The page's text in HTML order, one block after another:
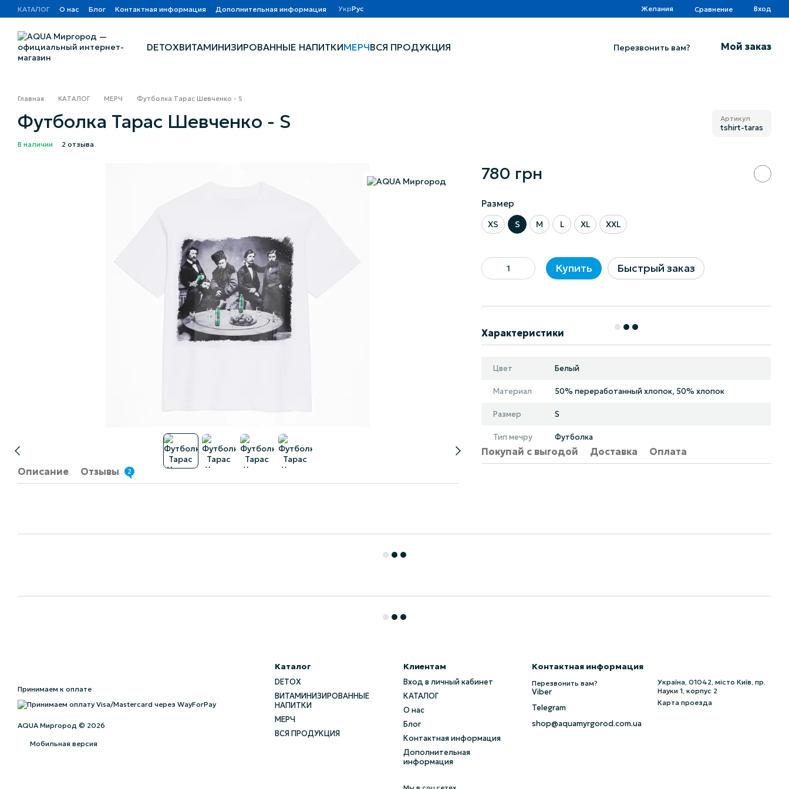
Перейти к основному контенту
КАТАЛОГ О нас Блог Контактная информация Дополнительная информация УкрРус Желания Сравнение Вход
DETOXВИТАМИНИЗИРОВАННЫЕ НАПИТКИМЕРЧВСЯ ПРОДУКЦИЯ Перезвонить вам? Мой заказ
Главная КАТАЛОГ МЕРЧ Футболка Тарас Шевченко - S
Футболка Тарас Шевченко - S Артикул
tshirt-taras
В наличии 2 отзыва
Описание Отзывы 2
780 грн
Размер
XS S M L XL XXL
Купить Быстрый заказ
Характеристики
Цвет Белый
Материал 50% переработанный хлопок, 50% хлопок
Размер S
Тип мечру Футболка
Покупай с выгодой Доставка Оплата
Принимаем к оплате
AQUA Миргород © 2026
Мобильная версия
Каталог
DETOX
ВИТАМИНИЗИРОВАННЫЕ
НАПИТКИ
МЕРЧ
ВСЯ ПРОДУКЦИЯ
Клиентам
Вход в личный кабинет
КАТАЛОГ
О нас
Блог
Контактная информация
Дополнительная
информация
Контактная информация
Перезвонить вам?
Viber
Telegram
shop@aquamyrgorod.com.ua
Україна, 01042, місто Київ, пр.
Науки 1, корпус 2
Карта проезда